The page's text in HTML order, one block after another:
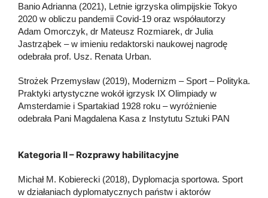
Banio Adrianna (2021), Letnie igrzyska olimpijskie Tokyo
2020 w obliczu pandemii Covid-19 oraz współautorzy
Adam Omorczyk, dr Mateusz Rozmiarek, dr Julia
Jastrząbek – w imieniu redaktorski naukowej nagrodę
odebrała prof. Usz. Renata Urban.
Strożek Przemysław (2019), Modernizm – Sport – Polityka.
Praktyki artystyczne wokół igrzysk IX Olimpiady w
Amsterdamie i Spartakiad 1928 roku – wyróżnienie
odebrała Pani Magdalena Kasa z Instytutu Sztuki PAN
Kategoria II – Rozprawy habilitacyjne
Michał M. Kobierecki (2018), Dyplomacja sportowa. Sport
w działaniach dyplomatycznych państw i aktorów